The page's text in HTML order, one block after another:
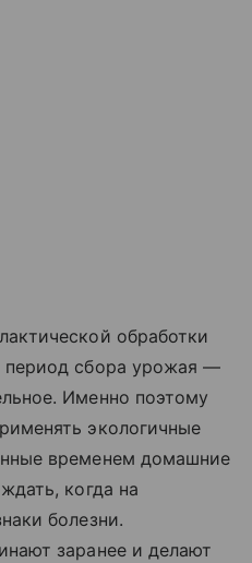
обработки
период сбора урожая —
Именно поэтому
экологичные
временем домашние
когда на
болезни.
заранее и делают